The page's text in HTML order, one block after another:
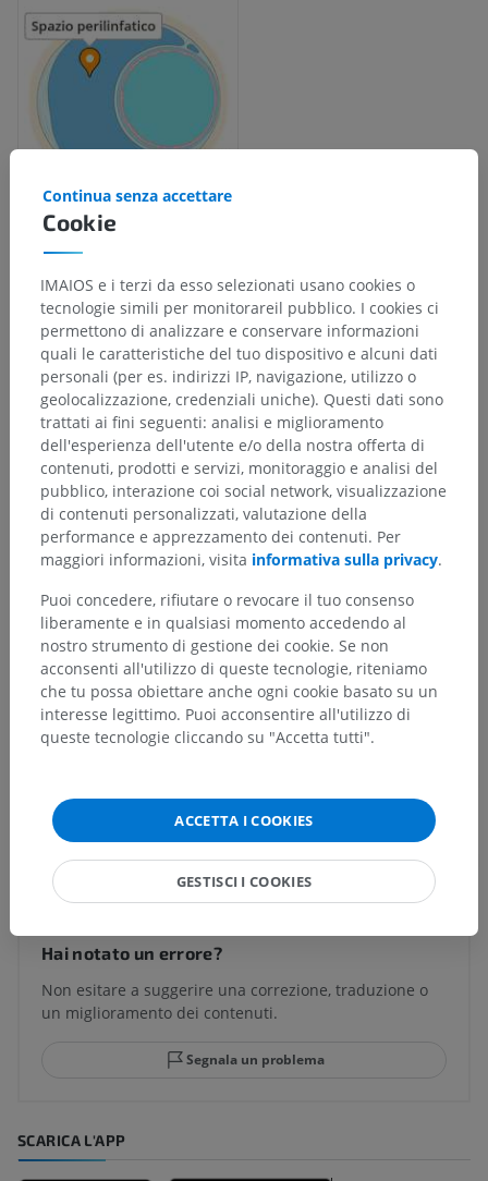
Anatomia umana 2
Corpo umano > Sistemi integrativi>
Organi di senso> Orecchio> Orecchio interno>
Labirinto osseo> Spazio perilinfatico
Strutture sottostanti:
Perilinfa
Dotti perilinfatici
Anatomia umana 1
Neuroanatomia umana
Traduzioni
Hai notato un errore?
Non esitare a suggerire una correzione, traduzione o
un miglioramento dei contenuti.
Segnala un problema
SCARICA L'APP
Cookie
Continua senza accettare
IMAIOS e i terzi da esso selezionati usano cookies o
tecnologie simili per monitorareil pubblico. I cookies ci
permettono di analizzare e conservare informazioni
quali le caratteristiche del tuo dispositivo e alcuni dati
personali (per es. indirizzi IP, navigazione, utilizzo o
geolocalizzazione, credenziali uniche). Questi dati sono
trattati ai fini seguenti: analisi e miglioramento
dell'esperienza dell'utente e/o della nostra offerta di
contenuti, prodotti e servizi, monitoraggio e analisi del
pubblico, interazione coi social network, visualizzazione
di contenuti personalizzati, valutazione della
performance e apprezzamento dei contenuti. Per
maggiori informazioni, visita informativa sulla privacy.
Puoi concedere, rifiutare o revocare il tuo consenso
liberamente e in qualsiasi momento accedendo al
nostro strumento di gestione dei cookie. Se non
acconsenti all'utilizzo di queste tecnologie, riteniamo
che tu possa obiettare anche ogni cookie basato su un
interesse legittimo. Puoi acconsentire all'utilizzo di
queste tecnologie cliccando su "Accetta tutti".
ACCETTA I COOKIES
GESTISCI I COOKIES